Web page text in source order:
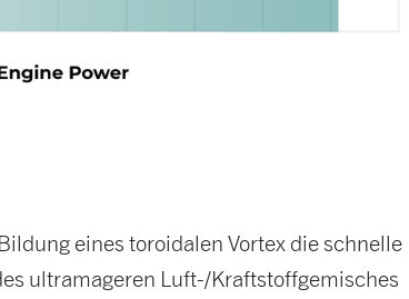
eines toroidalen Vortex die schnelle
ultramageren Luft-/Kraftstoffgemisches